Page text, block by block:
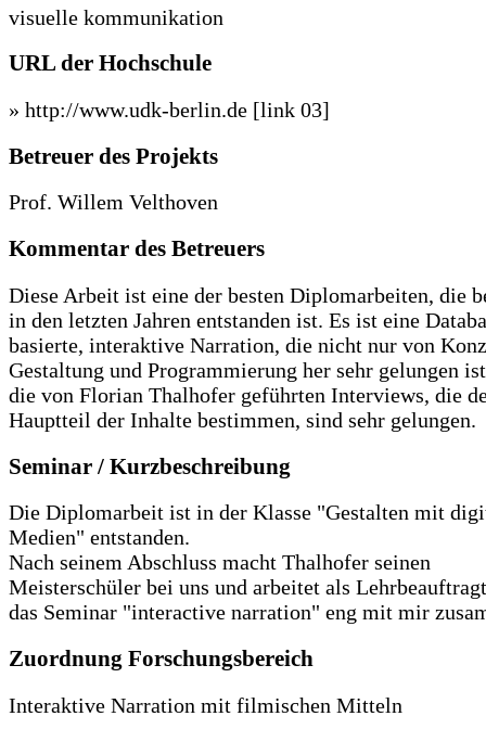
visuelle kommunikation
URL der Hochschule
» http://www.udk-berlin.de [link 03]
Betreuer des Projekts
Prof. Willem Velthoven
Kommentar des Betreuers
Diese Arbeit ist eine der besten Diplomarbeiten, die
in den letzten Jahren entstanden ist. Es ist eine
basierte, interaktive Narration, die nicht nur von
Gestaltung und Programmierung her sehr gelungen
die von Florian Thalhofer geführten Interviews, die
Hauptteil der Inhalte bestimmen, sind sehr gelungen.
Seminar / Kurzbeschreibung
Die Diplomarbeit ist in der Klasse "Gestalten mit
Medien" entstanden.
Nach seinem Abschluss macht Thalhofer seinen
Meisterschüler bei uns und arbeitet als
das Seminar "interactive narration" eng mit mir
Zuordnung Forschungsbereich
Interaktive Narration mit filmischen Mitteln